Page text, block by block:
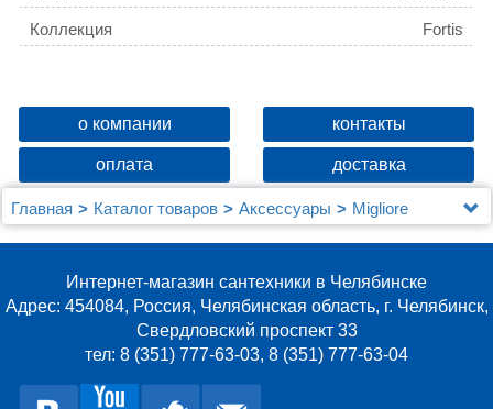
Коллекция Fortis
о компании контакты
оплата доставка
Главная Каталог товаров Аксессуары
Migliore
Стакан Migliore Fortis 29919 бронза
Интернет-магазин сантехники в Челябинске
Адрес: 454084, Россия, Челябинская область, г. Челябинск,
Свердловский проспект 33
тел: 8 (351) 777-63-03, 8 (351) 777-63-04